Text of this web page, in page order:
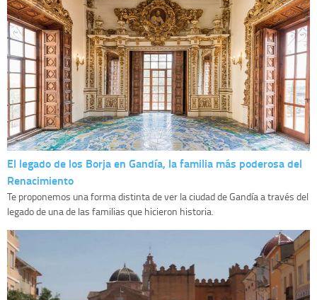
El legado de los Borja en Gandía, la familia más poderosa del
Renacimiento
Te proponemos una forma distinta de ver la ciudad de Gandía a través del
legado de una de las familias que hicieron historia.